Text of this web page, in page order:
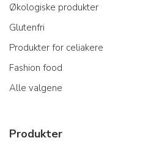
Økologiske produkter
Glutenfri
Produkter for celiakere
Fashion food
Alle valgene
Produkter